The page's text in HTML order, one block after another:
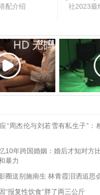
配介绍
社2023最
“周杰伦与刘若雪有私生子”：
10年跨国婚姻：婚后才知对方
暴力
圈送别施南生 林青霞泪洒追思
“报复性饮食”胖了两三公斤